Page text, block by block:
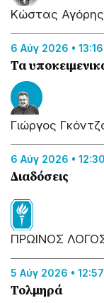
Μια ζωή την
Γιάννης
4 Αύγ 2026 • 11:29
Τι πρέπει να
Δημήτρης
4 Αύγ 2026 • 11:26
Πρώτα τα
Κώστας Αγόρης
6 Αύγ 2026 • 13:16
Τα
Γιώργος
6 Αύγ 2026 • 12:30
Διαδόσεις
ΠΡΩΙΝΟΣ
5 Αύγ 2026 • 12:57
Τολμηρά